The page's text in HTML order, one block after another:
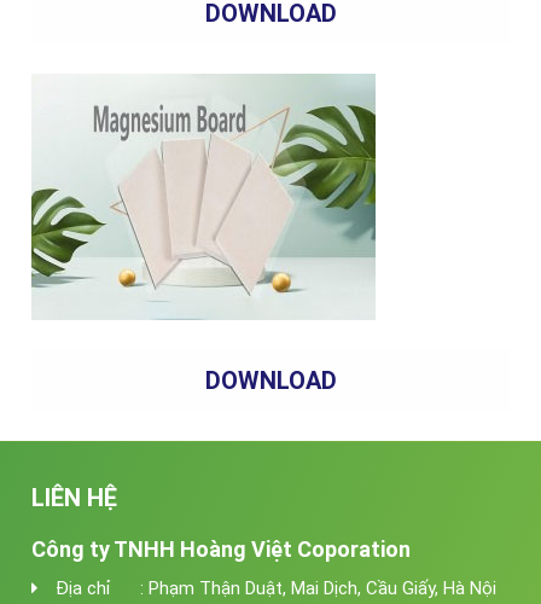
DOWNLOAD
DOWNLOAD
LIÊN HỆ
Công ty TNHH Hoàng Việt Coporation
Địa chỉ : Phạm Thận Duật, Mai Dịch, Cầu Giấy, Hà Nội